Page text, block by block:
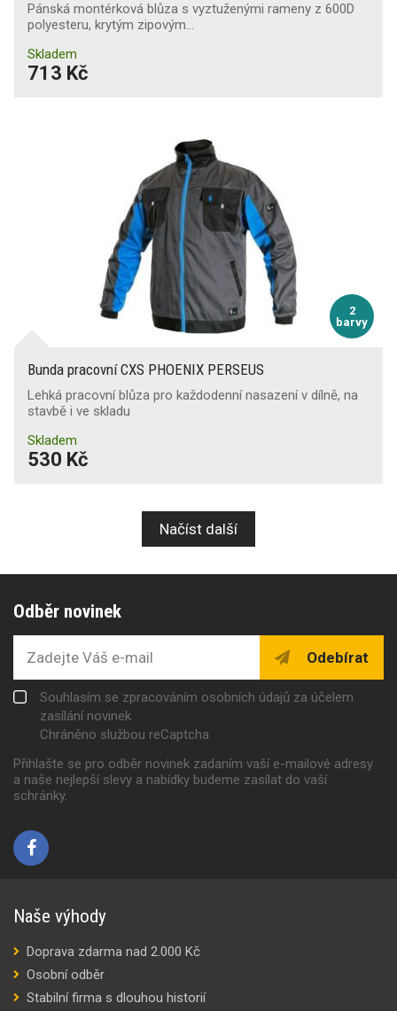
Pánská montérková blůza s vyztuženými rameny z 600D
polyesteru, krytým zipovým…
Skladem
713 Kč
2
barvy
Bunda pracovní CXS PHOENIX PERSEUS
Lehká pracovní blůza pro každodenní nasazení v dílně, na
stavbě i ve skladu
Skladem
530 Kč
Načíst další
Odběr novinek
Odebírat
Souhlasím se zpracováním osobních údajů za účelem
zasílání novinek
Chráněno službou reCaptcha
Přihlašte se pro odběr novinek zadaním vaší e-mailové adresy
a naše nejlepší slevy a nabídky budeme zasílat do vaší
schránky.
Naše výhody
Doprava zdarma nad 2.000 Kč
Osobní odběr
Stabilní firma s dlouhou historií